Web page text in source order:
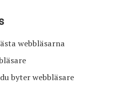
webbläsarna
byter webbläsare